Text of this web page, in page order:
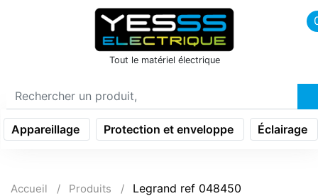
icon menu burger
Tout le matériel électrique
Appareillage Protection et enveloppe Éclairage
Accueil Produits Legrand ref 048450